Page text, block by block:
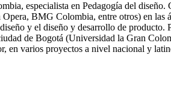
especialista en Pedagogía del
BMG Colombia, entre otros) en
y el diseño y desarrollo de
de Bogotá (Universidad la Gran
en varios proyectos a nivel nacional y